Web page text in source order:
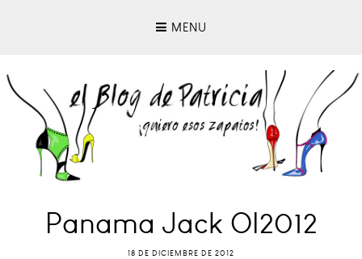
MENU
Panama Jack OI2012
18 DE DICIEMBRE DE 2012